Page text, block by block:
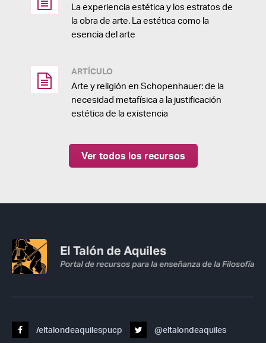
La experiencia estética y los estratos de
la obra de arte. La estética como la
esencia del arte
ARTÍCULO
Arte y religión en Schopenhauer: de la
necesidad metafísica a la justificación
estética de la existencia
Ver todos los recursos
/eltalondeaquilespucp @eltalondeaquiles